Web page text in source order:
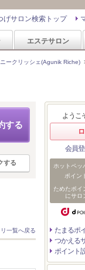
げサロン検索トップ
エステサロン
ークリッシェ(Agunik Riche)
する
する
一覧へ戻る
ようこ
会員登
ホットペッ
ポイン
ためたポイ
にサロ
たまるポ
つかえる
ポイント